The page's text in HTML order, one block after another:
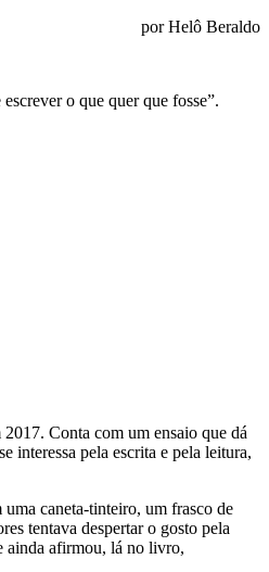
por Helô Beraldo
o que quer que fosse”.
Conta com um ensaio que dá
interessa pela escrita e pela leitura,
caneta-tinteiro, um frasco de
tentava despertar o gosto pela
ainda afirmou, lá no livro,